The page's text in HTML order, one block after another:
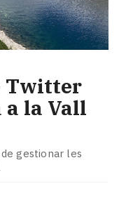
Twitter
la Vall
de gestionar les